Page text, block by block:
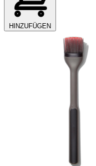
HINZUFÜGEN